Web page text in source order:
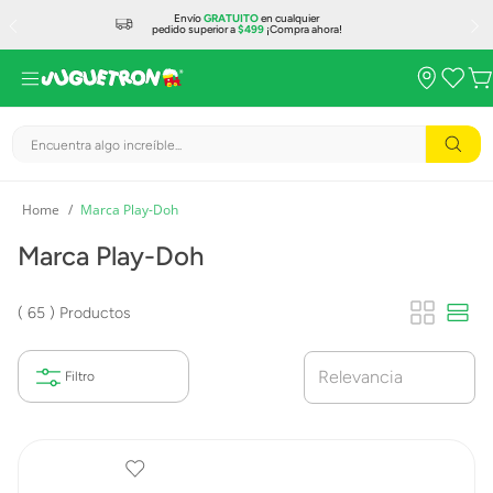
EnvíoGRATUITOen cualquier
pedido superior a$499¡Compra ahora!
Encuentra algo increíble...
Marca Play-Doh
Marca Play-Doh
65 Productos
Relevancia